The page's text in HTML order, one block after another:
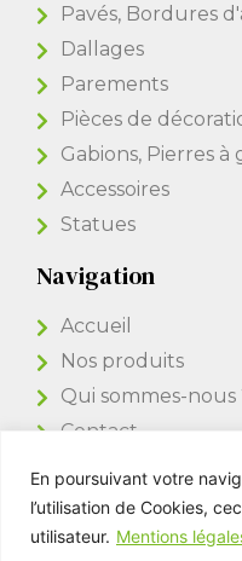
En poursuivant votre
l’utilisation de Cookies,
utilisateur. Mentions
Pavés, Bordures
Dallages
Parements
Pièces de
Gabions, Pierres à
Accessoires
Statues
Navigation
Accueil
Nos produits
Qui sommes-nous
Contact
Accès Pro